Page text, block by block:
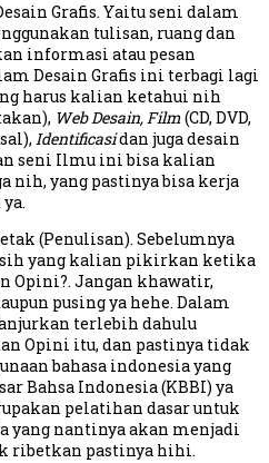
Grafis. Yaitu seni dalam
tulisan, ruang dan
informasi atau pesan
Desain Grafis ini terbagi lagi
harus kalian ketahui nih
Web Desain, Film(CD, DVD,
Identificasidan juga desain
seni Ilmu ini bisa kalian
nih, yang pastinya bisa kerja
(Penulisan). Sebelumnya
yang kalian pikirkan ketika
Opini?. Jangan khawatir,
pusing ya hehe. Dalam
terlebih dahulu
Opini itu, dan pastinya tidak
bahasa indonesia yang
Bahsa Indonesia (KBBI) ya
pelatihan dasar untuk
yang nantinya akan menjadi
ribetkan pastinya hihi.